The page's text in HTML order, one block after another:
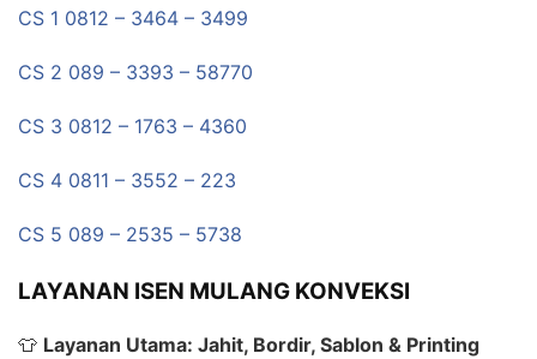
CS 1 0812 – 3464 – 3499
CS 2 089 – 3393 – 58770
CS 3 0812 – 1763 – 4360
CS 4 0811 – 3552 – 223
CS 5 089 – 2535 – 5738
LAYANAN ISEN MULANG KONVEKSI
👕 Layanan Utama: Jahit, Bordir, Sablon & Printing